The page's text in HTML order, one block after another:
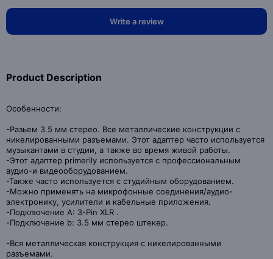
Write a review
Product Description
Особенности:
-Разьем 3.5 мм стерео. Все металлические конструкции с
никелированными разъемами. Этот адаптер часто используется
музыкантами в студии, а также во время живой работы.
-Этот адаптер primerily используется с профессиональным
аудио-и видеооборудованием.
-Также часто используется с студийным оборудованием.
-Можно применять на микрофонные соединения/аудио-
электронику, усилители и кабельные приложения.
-Подключение A: 3-Pin XLR .
-Подключение b: 3.5 мм стерео штекер.
-Вся металлическая конструкция с никелированными
разъемами.